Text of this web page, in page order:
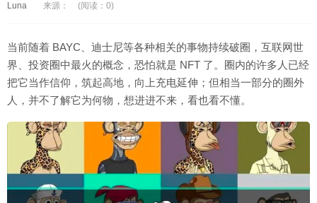
Luna 来源： (阅读：0)
当前随着 BAYC、迪士尼等各种相关的事物持续破圈，互联网世
界、投资圈中最火的概念，恐怕就是 NFT 了。圈内的许多人已经
把它当作信仰，筑起高地，向上充电延伸；但相当一部分的圈外
人，并不了解它为何物，想进进不来，看也看不懂。